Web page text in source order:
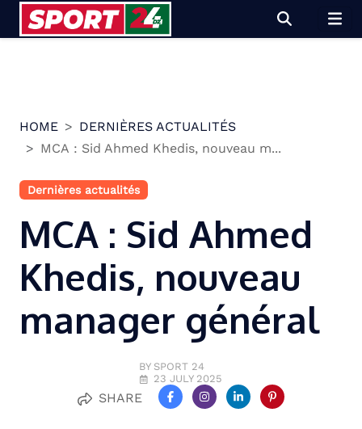
HOME
DERNIÈRES ACTUALITÉS
MCA : Sid Ahmed Khedis, nouveau m...
Dernières actualités
MCA : Sid Ahmed
Khedis, nouveau
manager général
BY SPORT 24
23 JULY 2025
SHARE